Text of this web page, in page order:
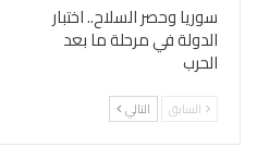
سوريا وحصر السلاح.. اختبار
الدولة في مرحلة ما بعد
الحرب
السابق التالي